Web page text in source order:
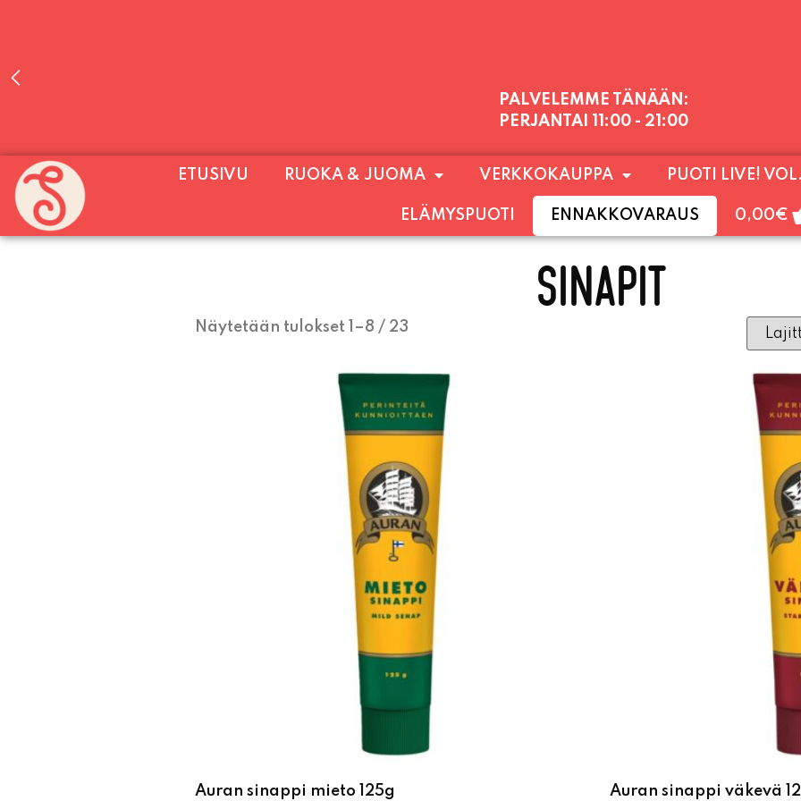
PALVELEMME TÄNÄÄN:
PERJANTAI 11:00 - 21:00
PALVELEMME PÄIVITTÄIN (MA-SU KLO 11-21) SUNNUNTAIHIN 16.8. SAAKKA JONKA
SU) ELOKUUN LOPPUUN ASTI
LÄMPIMÄSTI
ETUSIVU RUOKA & JUOMA VERKKOKAUPPA PUOTI LIVE!
ELÄMYSPUOTI ENNAKKOVARAUS 0,00€
SINAPIT
Näytetään tulokset 1–8 / 23
Auran sinappi mieto 125g Auran sinappi väkevä